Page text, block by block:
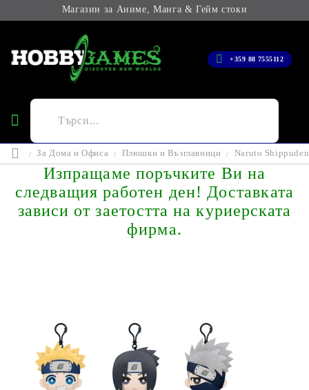
Магазин за Аниме, Манга & Гейм стоки
+359 88 7555112
За Дома и Офиса Плюшки и Възглавници Naruto
Изпращаме поръчките Ви на
следващия работен ден! Доставката
зависи от заетостта на куриерската
фирма.